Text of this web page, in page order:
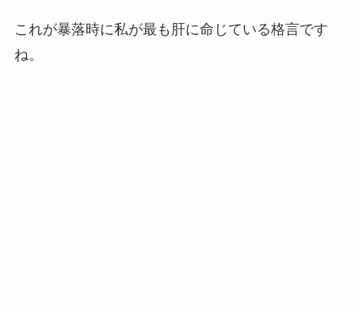
これが暴落時に私が最も肝に命じている格言です
ね。